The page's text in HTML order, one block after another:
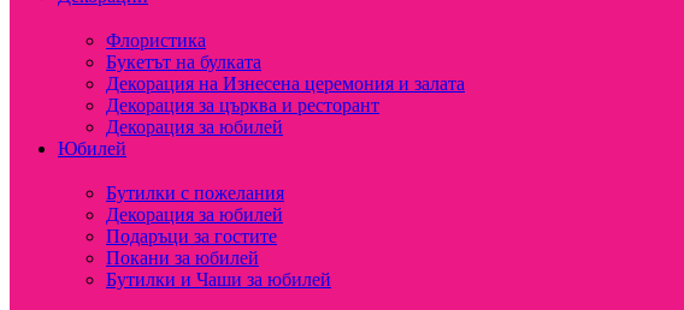
Флористика
Букетът на булката
Декорация на Изнесена церемония и залата
Декорация за църква и ресторант
Декорация за юбилей
Юбилей
Бутилки с пожелания
Декорация за юбилей
Подаръци за гостите
Покани за юбилей
Бутилки и Чаши за юбилей